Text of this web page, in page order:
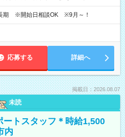
期 ※開始日相談OK ※9月～！
応募する 詳細へ
掲載日：2026.08.07
未読
トスタッフ＊時給1,500
内